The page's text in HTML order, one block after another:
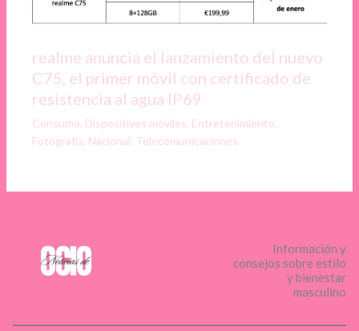
realme anuncia el lanzamiento del nuevo
C75, el primer móvil con certificado de
resistencia al agua IP69
Consumo, Dispositivos móviles, Entretenimiento,
Fotografía, Nacional, Telecomunicaciones
Información y
consejos sobre estilo
y bienestar
masculino